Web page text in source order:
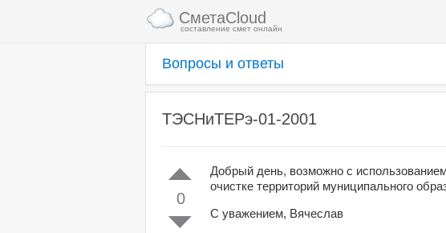
СметаCloud
составление смет онлайн
Вопросы и ответы
ТЭСНиТЕРэ-01-2001
0
Добрый день, возможно с
очистке территорий муниципального
С уважением, Вячеслав